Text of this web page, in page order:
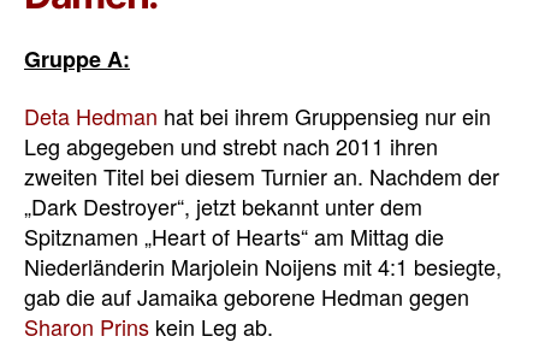
Gruppe A:
Deta Hedman hat bei ihrem Gruppensieg nur ein
Leg abgegeben und strebt nach 2011 ihren
zweiten Titel bei diesem Turnier an. Nachdem der
„Dark Destroyer“, jetzt bekannt unter dem
Spitznamen „Heart of Hearts“ am Mittag die
Niederländerin Marjolein Noijens mit 4:1 besiegte,
gab die auf Jamaika geborene Hedman gegen
Sharon Prins kein Leg ab.